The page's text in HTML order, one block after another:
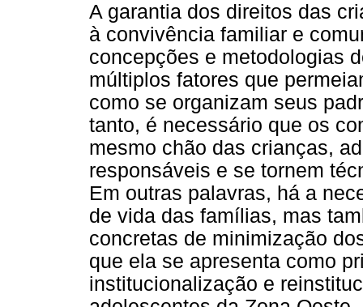
A garantia dos direitos das
à convivência familiar e
concepções e metodologias
múltiplos fatores que
como se organizam seus
tanto, é necessário que os
mesmo chão das crianças,
responsáveis e se tornem
Em outras palavras, há a
de vida das famílias, mas
concretas de minimização
que ela se apresenta como
institucionalização e